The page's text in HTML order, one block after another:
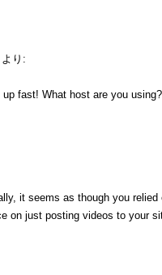
より:
fast! What host are you
it seems as though you
on just posting videos to your